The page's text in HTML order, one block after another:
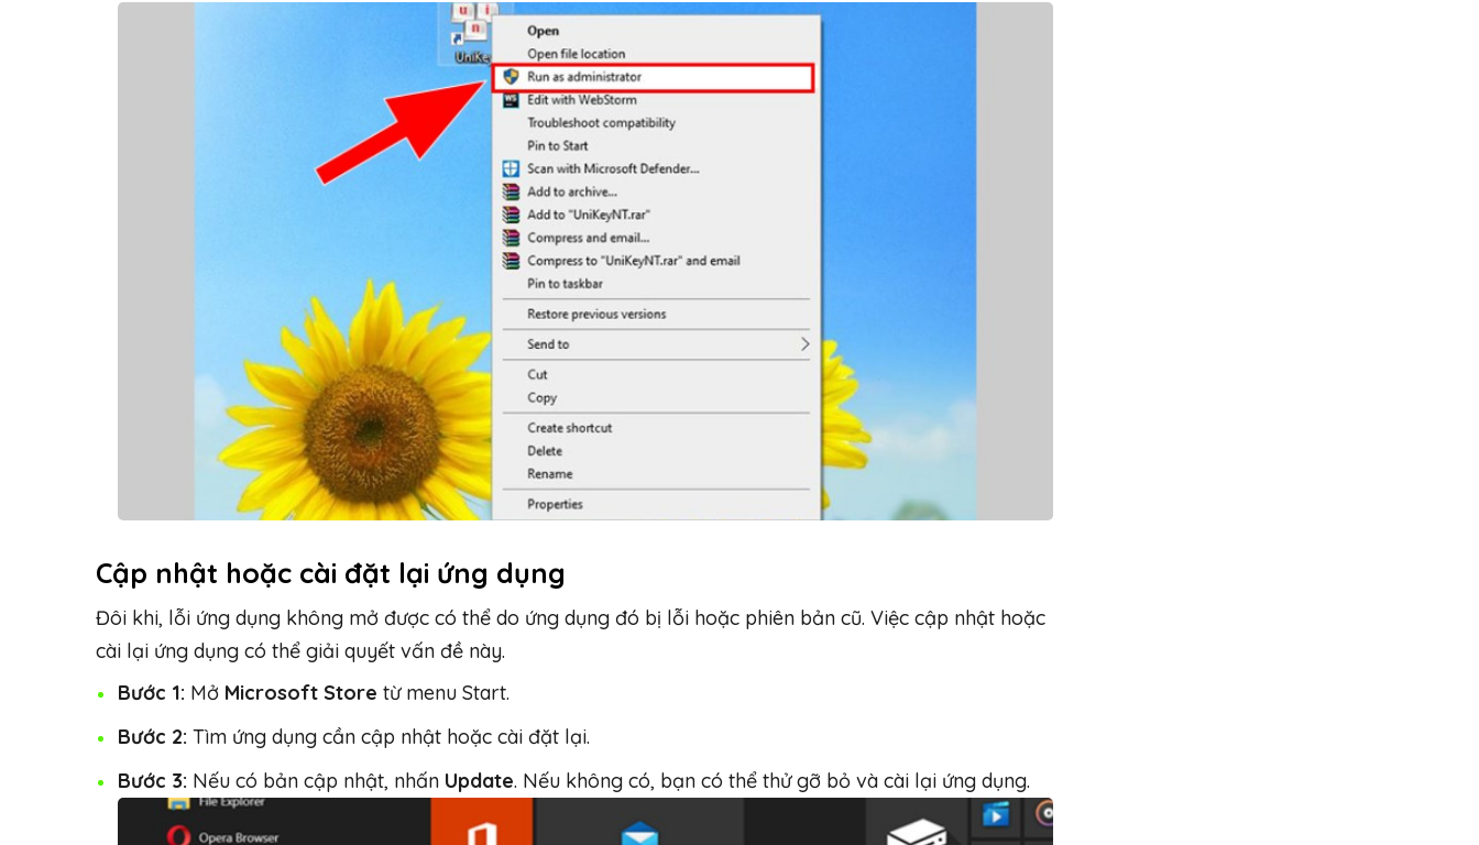
Cập nhật hoặc cài đặt lại ứng dụng
Đôi khi, lỗi ứng dụng không mở được có thể do ứng dụng đó bị lỗi hoặc phiên bản cũ. Việc cập nhật hoặc
cài lại ứng dụng có thể giải quyết vấn đề này.
Bước 1: Mở Microsoft Store từ menu Start.
Bước 2: Tìm ứng dụng cần cập nhật hoặc cài đặt lại.
Bước 3: Nếu có bản cập nhật, nhấn Update. Nếu không có, bạn có thể thử gỡ bỏ và cài lại ứng dụng.